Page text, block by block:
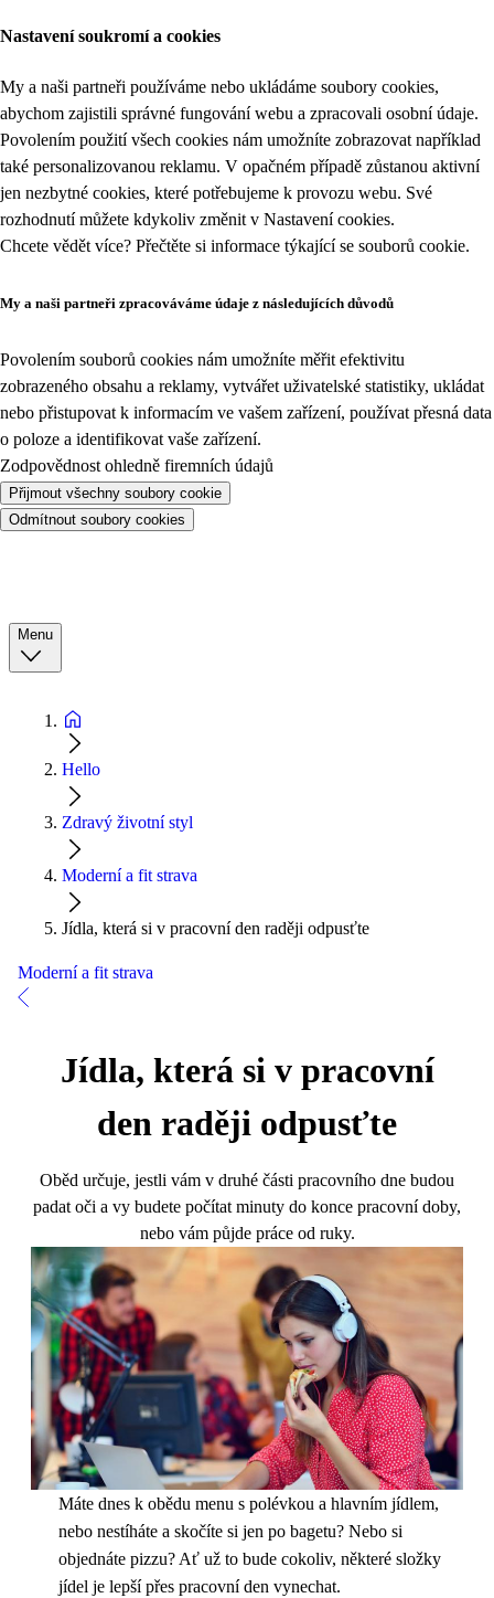
Nastavení soukromí a cookies
My a naši partneři používáme nebo ukládáme soubory cookies,
abychom zajistili správné fungování webu a zpracovali osobní údaje.
Povolením použití všech cookies nám umožníte zobrazovat například
také personalizovanou reklamu. V opačném případě zůstanou aktivní
jen nezbytné cookies, které potřebujeme k provozu webu. Své
rozhodnutí můžete kdykoliv změnit v Nastavení cookies.
Chcete vědět více? Přečtěte si informace týkající se souborů cookie.
My a naši partneři zpracováváme údaje z následujících důvodů
Povolením souborů cookies nám umožníte měřit efektivitu
zobrazeného obsahu a reklamy, vytvářet uživatelské statistiky, ukládat
nebo přistupovat k informacím ve vašem zařízení, používat přesná data
o poloze a identifikovat vaše zařízení.
Zodpovědnost ohledně firemních údajů
Přijmout všechny soubory cookie
Odmítnout soubory cookies
Menu
Hello
Zdravý životní styl
Moderní a fit strava
Jídla, která si v pracovní den raději odpusťte
Moderní a fit strava
Jídla, která si v pracovní
den raději odpusťte
Oběd určuje, jestli vám v druhé části pracovního dne budou
padat oči a vy budete počítat minuty do konce pracovní doby,
nebo vám půjde práce od ruky.
Máte dnes k obědu menu s polévkou a hlavním jídlem,
nebo nestíháte a skočíte si jen po bagetu? Nebo si
objednáte pizzu? Ať už to bude cokoliv, některé složky
jídel je lepší přes pracovní den vynechat.